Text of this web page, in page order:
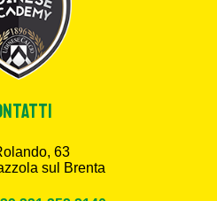
63
sul Brenta